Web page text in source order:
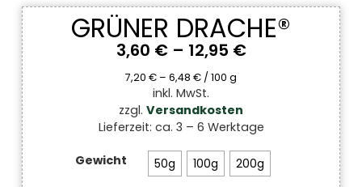
GRÜNER DRACHE®
3,60 €– 12,95 €
7,20 € – 6,48 € / 100 g
inkl. MwSt.
zzgl. Versandkosten
Lieferzeit: ca. 3 – 6 Werktage
Gewicht 50g 100g 200g